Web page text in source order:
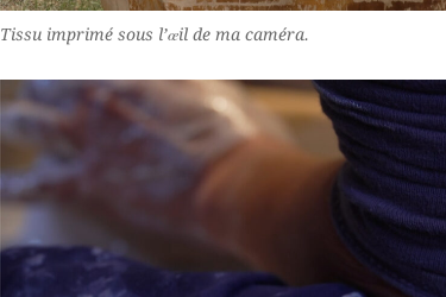
Tissu imprimé sous l’œil de ma caméra.